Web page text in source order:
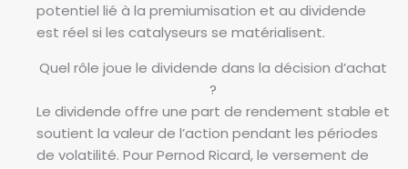
potentiel lié à la premiumisation et au dividende
est réel si les catalyseurs se matérialisent.
Quel rôle joue le dividende dans la décision d’achat
?
Le dividende offre une part de rendement stable et
soutient la valeur de l’action pendant les périodes
de volatilité. Pour Pernod Ricard, le versement de